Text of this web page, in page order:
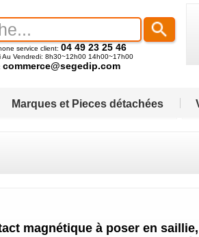
service client: 04 49 23 25 46
Au Vendredi: 8h30~12h00 14h00~17h00
commerce@segedip.com
Marques et Pieces détachées
magnétique à poser en